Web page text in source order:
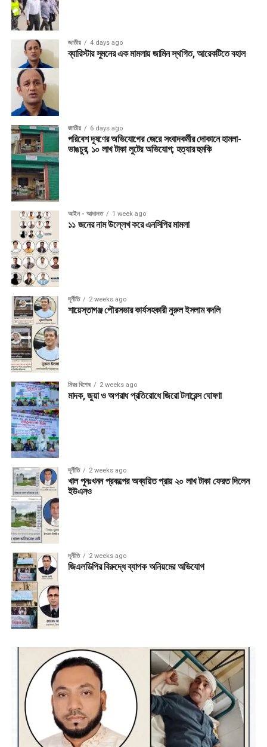
জাতীয় 4 days ago
ব্যারিস্টার সুমনের এক মামলায় জামিন স্থগিত, আরেকটিতে বহাল
জাতীয় 6 days ago
পরিবেশ দূষণের অভিযোগের জেরে সংবাদকর্মীর দোকানে হামলা-
ভাঙচুর, ১০ লাখ টাকা লুটের অভিযোগ; হত্যার হুমকি
আইন - আদালত 1 week ago
১১ জনের নাম উল্লেখ করে এনসিপির মামলা
দূর্নীতি 2 weeks ago
শায়েস্তাগঞ্জ পৌরসভার কার্যসহকারী নুরুল ইসলাম বদলি
মিরর বিশেষ 2 weeks ago
মাদক, জুয়া ও অপরাধ প্রতিরোধে জিরো টলারেন্স ঘোষণা
দূর্নীতি 2 weeks ago
খাল পুনঃখনন প্রকল্পের অব্যয়িত প্রায় ২০ লাখ টাকা ফেরত দিলেন
ইউএনও
দূর্নীতি 2 weeks ago
জিএলডিপির বিরুদ্ধে ব্যাপক অনিয়মের অভিযোগ